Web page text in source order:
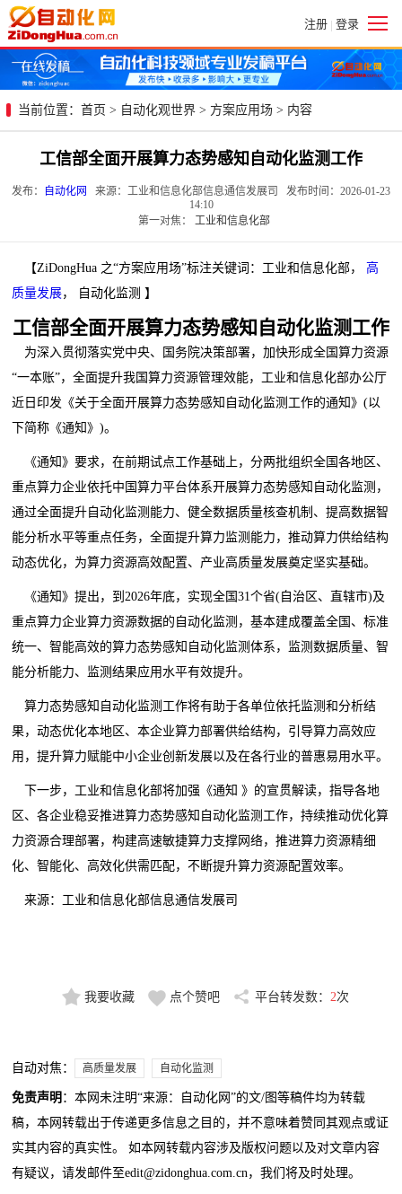
注册 | 登录
当前位置： 首页 > 自动化观世界 > 方案应用场 > 内容
工信部全面开展算力态势感知自动化监测工作
发布： 自动化网
来源：工业和信息化部信息通信发展司 发布时间：2026-01-23
14:10
第一对焦：
工业和信息化部
【ZiDongHua 之“方案应用场”标注关键词：工业和信息化部， 高
质量发展， 自动化监测 】
工信部全面开展算力态势感知自动化监测工作
为深入贯彻落实党中央、国务院决策部署，加快形成全国算力资源
“一本账”，全面提升我国算力资源管理效能，工业和信息化部办公厅
近日印发《关于全面开展算力态势感知自动化监测工作的通知》(以
下简称《通知》)。
《通知》要求，在前期试点工作基础上，分两批组织全国各地区、
重点算力企业依托中国算力平台体系开展算力态势感知自动化监测，
通过全面提升自动化监测能力、健全数据质量核查机制、提高数据智
能分析水平等重点任务，全面提升算力监测能力，推动算力供给结构
动态优化，为算力资源高效配置、产业高质量发展奠定坚实基础。
《通知》提出，到2026年底，实现全国31个省(自治区、直辖市)及
重点算力企业算力资源数据的自动化监测，基本建成覆盖全国、标准
统一、智能高效的算力态势感知自动化监测体系，监测数据质量、智
能分析能力、监测结果应用水平有效提升。
算力态势感知自动化监测工作将有助于各单位依托监测和分析结
果，动态优化本地区、本企业算力部署供给结构，引导算力高效应
用，提升算力赋能中小企业创新发展以及在各行业的普惠易用水平。
下一步，工业和信息化部将加强《通知 》的宣贯解读，指导各地
区、各企业稳妥推进算力态势感知自动化监测工作，持续推动优化算
力资源合理部署，构建高速敏捷算力支撑网络，推进算力资源精细
化、智能化、高效化供需匹配，不断提升算力资源配置效率。
来源：工业和信息化部信息通信发展司
我要收藏 点个赞吧 平台转发数： 2次
自动对焦： 高质量发展 自动化监测
免责声明 ：本网未注明“来源：自动化网”的文/图等稿件均为转载
稿，本网转载出于传递更多信息之目的，并不意味着赞同其观点或证
实其内容的真实性。 如本网转载内容涉及版权问题以及对文章内容
有疑议，请发邮件至edit@zidonghua.com.cn，我们将及时处理。